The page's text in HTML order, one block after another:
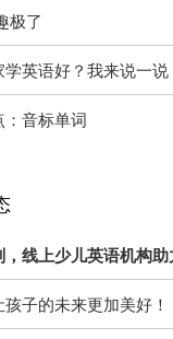
极了
英语好？我来说一说
音标单词
线上少儿英语机构
子的未来更加美好！